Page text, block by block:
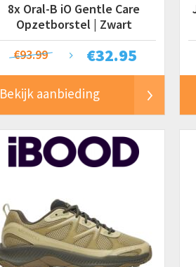
8x Oral-B iO Gentle Care
Opzetborstel | Zwart
€32.95
€93.99
Bekijk aanbieding